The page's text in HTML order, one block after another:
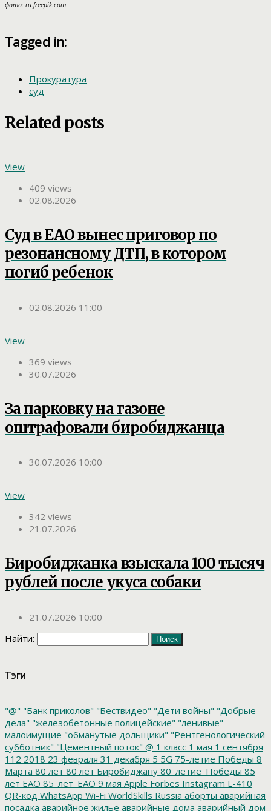
фото: ru.freepik.com
Tagged in:
Прокуратура
суд
Related posts
View
409 views
02.08.2026
Суд в ЕАО вынес приговор по
резонансному ДТП, в котором
погиб ребенок
02.08.2026 11:00
View
369 views
30.07.2026
За парковку на газоне
оштрафовали биробиджанца
30.07.2026 10:00
View
342 views
21.07.2026
Биробиджанка взыскала 100 тысяч
рублей после укуса собаки
21.07.2026 10:00
Найти:
Тэги
"@" "Банк приколов" "Бествидео" "Дети войны" "Добрые
дела" "железобетонные полицейские" "ленивые"
малоимущие "обманутые дольщики" "Рентгенологический
субботник" "Цементный поток" @ 1 класс 1 мая 1 сентября
112 2018 23 февраля 31 декабря 5 5G 75-летие Победы 8
Марта 80 лет 80 лет Биробиджану 80_летие_Победы 85
лет ЕАО 85_лет_ЕАО 9 мая Apple Forbes Instagram L-410
QR-код WhatsApp Wi-Fi WorldSkills Russia аборты аварийная
посадка аварийное жилье аварийные дома аварийный дом